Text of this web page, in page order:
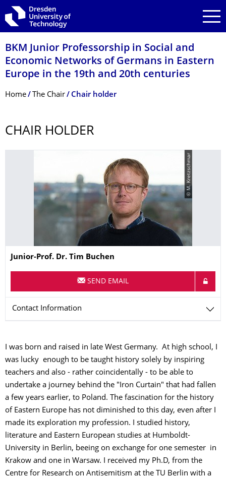
Skip to main navigation
Skip to search
Skip to content
BKM Junior Professorship in Social and
Economic Networks of Germans in Eastern
Europe in the 19th and 20th centuries
Breadcrumb Menu
Home The Chair Chair holder
CHAIR HOLDER
© M. Kretzschmar
Name
Junior-Prof. Dr. Tim Buchen
SEND EMAIL
Contact Information
I was born and raised in late West Germany. At high school, I
was lucky enough to be taught history solely by inspiring
teachers and also - rather coincidentally - to be able to
undertake a journey behind the "Iron Curtain" that had fallen
a few years earlier, to Poland. The fascination for the history
of Eastern Europe has not diminished to this day, even after I
made its exploration my profession. I studied history,
literature and Eastern European studies at Humboldt-
University in Berlin, beeing on exchange for one semester in
Krakow and one in Warsaw. I received my Ph.D, from the
Centre for Research on Antisemitism at the TU Berlin with a